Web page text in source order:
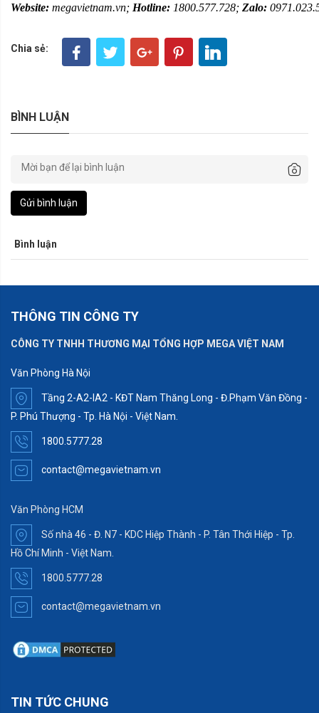
Website: megavietnam.vn; Hotline: 1800.577.728; Zalo:
Chia sẻ:
BÌNH LUẬN
Gửi bình luận
Bình luận
THÔNG TIN CÔNG TY
CÔNG TY TNHH THƯƠNG MẠI TỔNG HỢP MEGA VIỆT NAM
Văn Phòng Hà Nội
Tầng 2-A2-IA2 - KĐT Nam Thăng Long - Đ.Phạm Văn Đồng -
P. Phú Thượng - Tp. Hà Nội - Việt Nam.
1800.5777.28
contact@megavietnam.vn
Văn Phòng HCM
Số nhà 46 - Đ. N7 - KDC Hiệp Thành - P. Tân Thới Hiệp - Tp.
Hồ Chí Minh - Việt Nam.
1800.5777.28
contact@megavietnam.vn
TIN TỨC CHUNG